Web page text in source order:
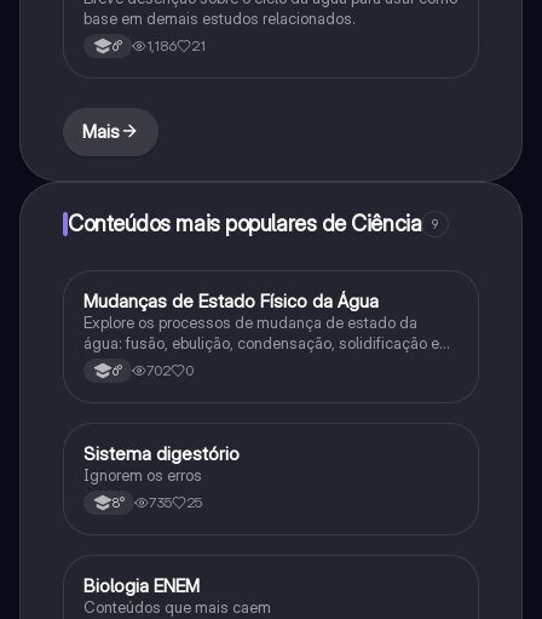
base em demais estudos relacionados.
6° 1,186 21
Mais
Conteúdos mais populares de Ciência 9
MCiência
Mudanças de Estado Físico da Água
Explore os processos de mudança de estado da
água: fusão, ebulição, condensação, solidificação e
sublimação.
6° 702 0
Ciência
Sistema digestório
Ignorem os erros
8° 735 25
Ciência
Biologia ENEM
Conteúdos que mais caem